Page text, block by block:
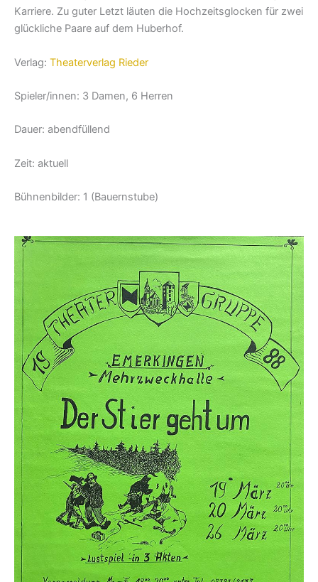
Karriere. Zu guter Letzt läuten die Hochzeitsglocken für zwei
glückliche Paare auf dem Huberhof.
Verlag: Theaterverlag Rieder
Spieler/innen: 3 Damen, 6 Herren
Dauer: abendfüllend
Zeit: aktuell
Bühnenbilder: 1 (Bauernstube)